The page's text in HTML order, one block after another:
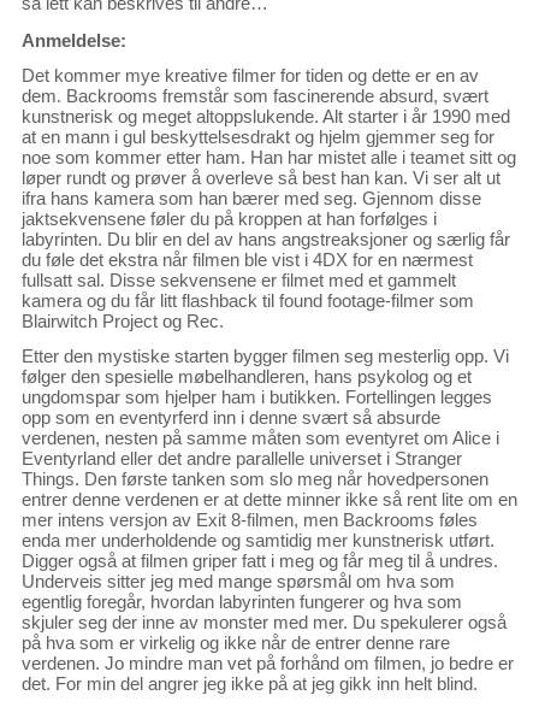
Anmeldelse:
Det kommer mye kreative filmer for tiden og dette er en av
dem. Backrooms fremstår som fascinerende absurd, svært
kunstnerisk og meget altoppslukende. Alt starter i år 1990 med
at en mann i gul beskyttelsesdrakt og hjelm gjemmer seg for
noe som kommer etter ham. Han har mistet alle i teamet sitt og
løper rundt og prøver å overleve så best han kan. Vi ser alt ut
ifra hans kamera som han bærer med seg. Gjennom disse
jaktsekvensene føler du på kroppen at han forfølges i
labyrinten. Du blir en del av hans angstreaksjoner og særlig får
du føle det ekstra når filmen ble vist i 4DX for en nærmest
fullsatt sal. Disse sekvensene er filmet med et gammelt
kamera og du får litt flashback til found footage-filmer som
Blairwitch Project og Rec.
Etter den mystiske starten bygger filmen seg mesterlig opp. Vi
følger den spesielle møbelhandleren, hans psykolog og et
ungdomspar som hjelper ham i butikken. Fortellingen legges
opp som en eventyrferd inn i denne svært så absurde
verdenen, nesten på samme måten som eventyret om Alice i
Eventyrland eller det andre parallelle universet i Stranger
Things. Den første tanken som slo meg når hovedpersonen
entrer denne verdenen er at dette minner ikke så rent lite om en
mer intens versjon av Exit 8-filmen, men Backrooms føles
enda mer underholdende og samtidig mer kunstnerisk utført.
Digger også at filmen griper fatt i meg og får meg til å undres.
Underveis sitter jeg med mange spørsmål om hva som
egentlig foregår, hvordan labyrinten fungerer og hva som
skjuler seg der inne av monster med mer. Du spekulerer også
på hva som er virkelig og ikke når de entrer denne rare
verdenen. Jo mindre man vet på forhånd om filmen, jo bedre er
det. For min del angrer jeg ikke på at jeg gikk inn helt blind.